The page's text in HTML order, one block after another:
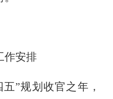
作安排
”规划收官之年，